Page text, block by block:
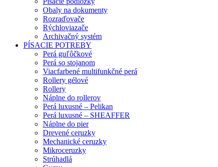
Obaly na dokumenty
Rozraďovače
Rýchloviazače
Archivačný systém
PÍSACIE POTREBY
Perá guľôčkové
Perá so stojanom
Viacfarbené multifunkčné perá
Rollery gélové
Rollery
Náplne do rollerov
Perá luxusné – Pelikan
Perá luxusné – SHEAFFER
Náplne do pier
Drevené ceruzky
Mechanické ceruzky
Mikroceruzky
Strúhadlá